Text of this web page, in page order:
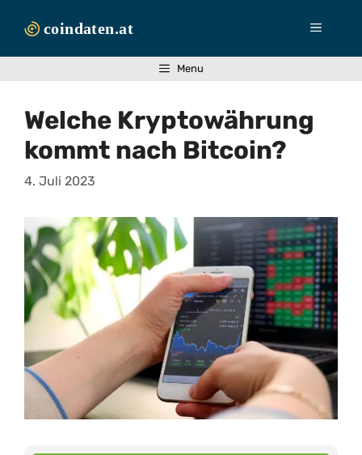
Inhalt
Menü
Menu
Welche Kryptowährung
kommt nach Bitcoin?
4. Juli 2023